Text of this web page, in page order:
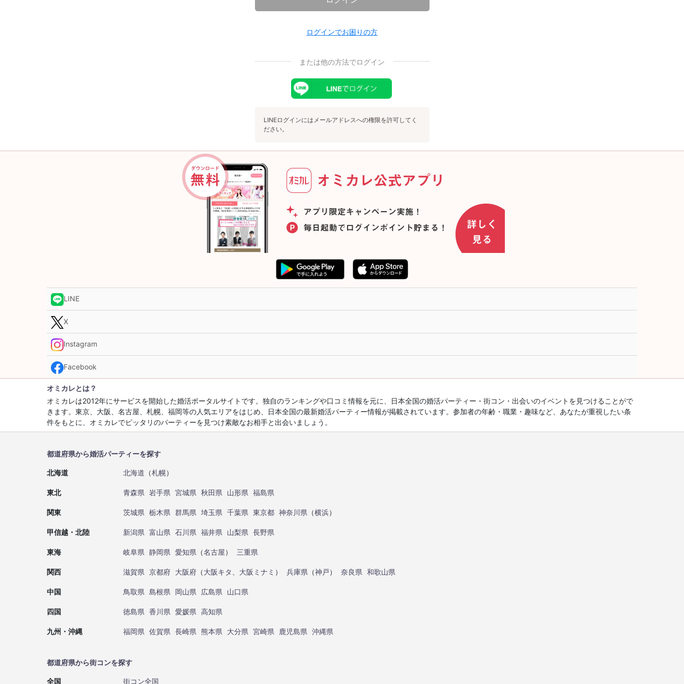
ログインでお困りの方
または他の方法でログイン
LINEログインにはメールアドレスへの権限を許可してく
ださい。
LINE
X
Instagram
Facebook
オミカレとは？
オミカレは2012年にサービスを開始した婚活ポータルサイトです。独自のランキングや口コミ情報を元に、日本全国の婚活パーティー・街コン・出会いのイベントを見つけることがで
きます。東京、大阪、名古屋、札幌、福岡等の人気エリアをはじめ、日本全国の最新婚活パーティー情報が掲載されています。参加者の年齢・職業・趣味など、あなたが重視したい条
件をもとに、オミカレでピッタリのパーティーを見つけ素敵なお相手と出会いましょう。
都道府県から婚活パーティーを探す
北海道 北海道 （札幌）
東北 青森県 岩手県 宮城県 秋田県 山形県 福島県
関東 茨城県 栃木県 群馬県 埼玉県 千葉県 東京都 神奈川県 （横浜）
甲信越・北陸 新潟県 富山県 石川県 福井県 山梨県 長野県
東海 岐阜県 静岡県 愛知県 （名古屋） 三重県
関西 滋賀県 京都府 大阪府 （大阪キタ 大阪ミナミ ） 兵庫県 （神戸） 奈良県 和歌山県
中国 鳥取県 島根県 岡山県 広島県 山口県
四国 徳島県 香川県 愛媛県 高知県
九州・沖縄 福岡県 佐賀県 長崎県 熊本県 大分県 宮崎県 鹿児島県 沖縄県
都道府県から街コンを探す
全国 街コン全国